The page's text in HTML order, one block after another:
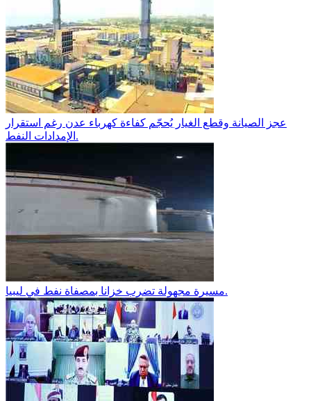
عجز الصيانة وقطع الغيار يُحجّم كفاءة كهرباء عدن رغم استقرار
الإمدادات النفط.
مسيرة مجهولة تضرب خزانا بمصفاة نفط في ليبيا.